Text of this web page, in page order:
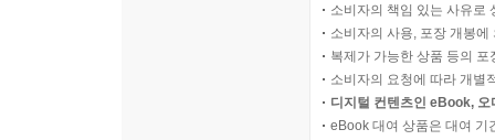
소비자의 책임 있는 사유로
소비자의 사용, 포장 개봉
복제가 가능한 상품 등의
소비자의 요청에 따라 개별
디지털 컨텐츠인 eBook,
eBook 대여 상품은 대여 기